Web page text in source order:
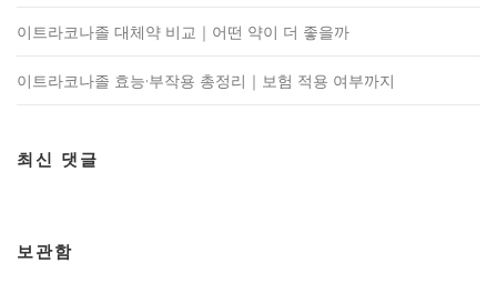
이트라코나졸 대체약 비교｜어떤 약이 더 좋을까
이트라코나졸 효능·부작용 총정리｜보험 적용 여부까지
최신 댓글
보관함